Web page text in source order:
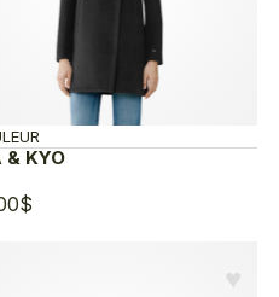
& KYO
$
♥︎